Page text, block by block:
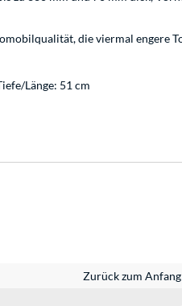
die viermal engere
Länge: 51 cm
Zurück zum Anfang